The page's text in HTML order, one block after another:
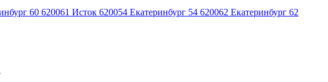
60 620061 Исток 620054 Екатеринбург 54 620062 Екатеринбург 62